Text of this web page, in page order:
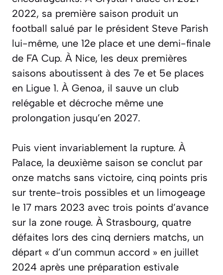
2022, sa première saison produit un
football salué par le président Steve Parish
lui-même, une 12e place et une demi-finale
de FA Cup. À Nice, les deux premières
saisons aboutissent à des 7e et 5e places
en Ligue 1. À Genoa, il sauve un club
relégable et décroche même une
prolongation jusqu’en 2027.
Puis vient invariablement la rupture. À
Palace, la deuxième saison se conclut par
onze matchs sans victoire, cinq points pris
sur trente-trois possibles et un limogeage
le 17 mars 2023 avec trois points d’avance
sur la zone rouge. À Strasbourg, quatre
défaites lors des cinq derniers matchs, un
départ « d’un commun accord » en juillet
2024 après une préparation estivale